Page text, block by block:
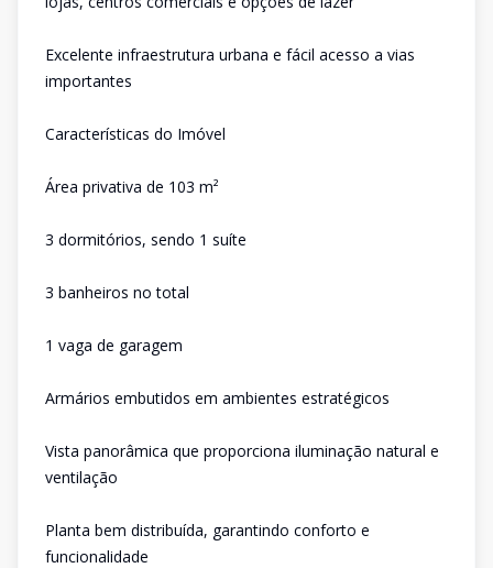
Excelente infraestrutura urbana e fácil acesso a vias
importantes
Características do Imóvel
Área privativa de 103 m²
3 dormitórios, sendo 1 suíte
3 banheiros no total
1 vaga de garagem
Armários embutidos em ambientes estratégicos
Vista panorâmica que proporciona iluminação natural e
ventilação
Planta bem distribuída, garantindo conforto e
funcionalidade